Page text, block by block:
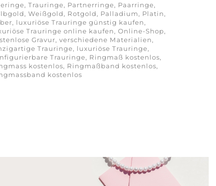
Trauringe, Partnerringe, Paarringe,
Weißgold, Rotgold, Palladium, Platin,
luxuriöse Trauringe günstig kaufen,
Trauringe online kaufen, Online-Shop,
Gravur, verschiedene Materialien,
Trauringe, luxuriöse Trauringe,
Trauringe, Ringmaß kostenlos,
kostenlos, Ringmaßband kostenlos,
kostenlos